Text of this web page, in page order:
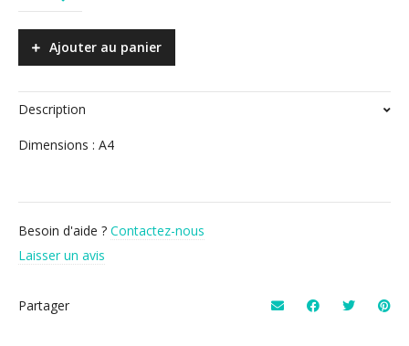
gold Ajouter au panier
Description
Dimensions : A4
Besoin d'aide ? Contactez-nous
Laisser un avis
Partager